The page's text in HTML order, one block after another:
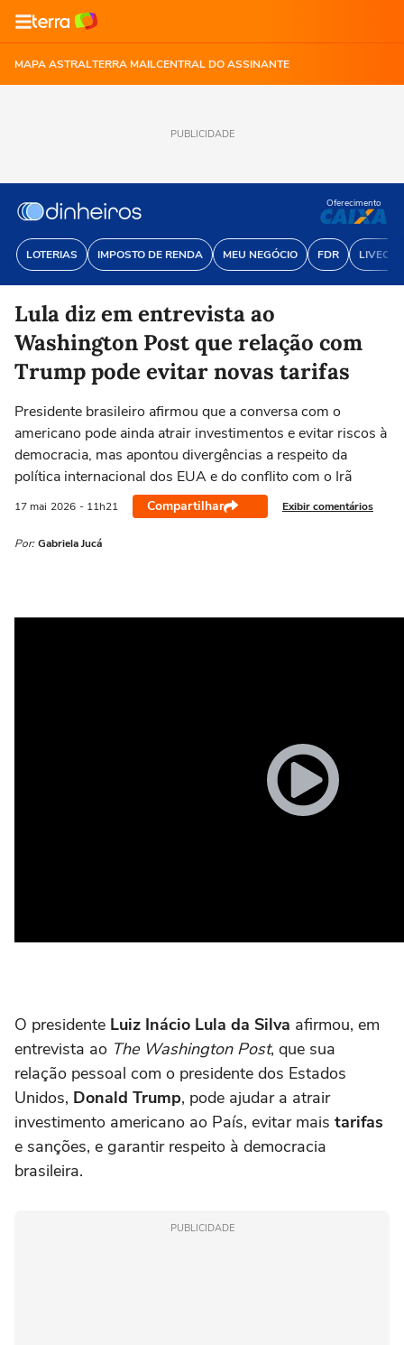
MAPA ASTRALTERRA MAILCENTRAL DO ASSINANTE
PUBLICIDADE
LOTERIAS IMPOSTO DE RENDA MEU NEGÓCIO FDR
Oferecimento
Lula diz em entrevista ao
Washington Post que relação com
Trump pode evitar novas tarifas
Presidente brasileiro afirmou que a conversa com o
americano pode ainda atrair investimentos e evitar riscos à
democracia, mas apontou divergências a respeito da
política internacional dos EUA e do conflito com o Irã
17 mai 2026 - 11h21 Compartilhar Exibir comentários
Por: Gabriela Jucá
O presidente Luiz Inácio Lula da Silva afirmou, em
entrevista ao The Washington Post, que sua
relação pessoal com o presidente dos Estados
Unidos, Donald Trump, pode ajudar a atrair
investimento americano ao País, evitar mais tarifas
e sanções, e garantir respeito à democracia
brasileira.
PUBLICIDADE